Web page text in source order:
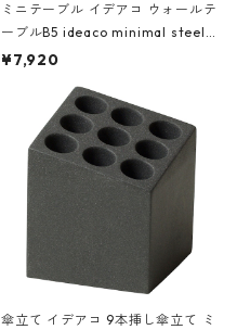
ミニテーブル イデアコ ウォールテ
ーブルB5 ideaco minimal steel f
urniture WALL Table B5 ネイビー
¥7,920
傘立て イデアコ 9本挿し傘立て ミ